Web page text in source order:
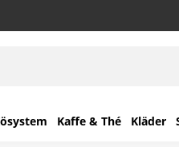
Kaffe & Thé Kläder